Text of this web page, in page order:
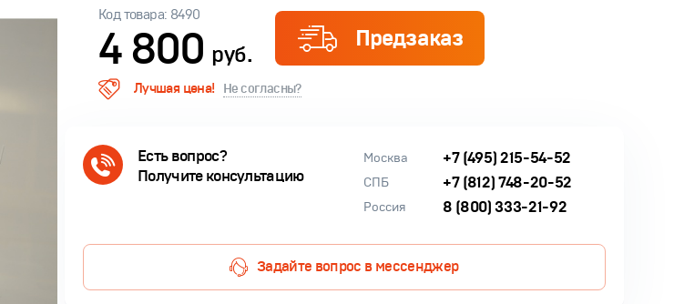
Код товара: 8490
4 800 руб.
Предзаказ
Лучшая цена! Не согласны?
Есть вопрос?
Получите консультацию
Москва +7 (495) 215-54-52
СПБ +7 (812) 748-20-52
Россия 8 (800) 333-21-92
Задайте вопрос в мессенджер